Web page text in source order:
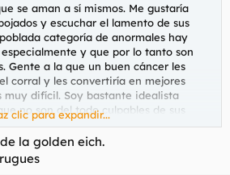
se aman a sí mismos. Me gustaría
y escuchar el lamento de sus
categoría de anormales hay
y que por lo tanto son
Gente a la que un buen cáncer les
corral y les convertiría en mejores
muy difícil. Soy bastante idealista
no son del todo culpables de sus
así que pienso que si un cáncer
de reflexionar sobre lo vacuo
En realidad es más probable
contumaces.
clic para expandir...
la golden eich.